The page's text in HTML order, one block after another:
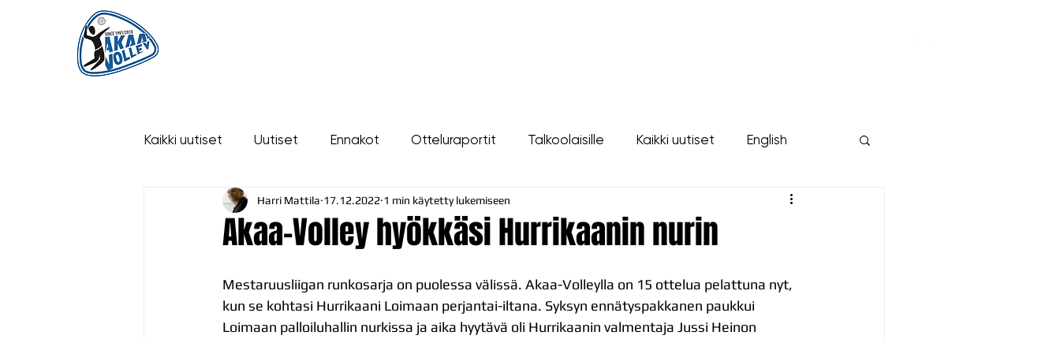
Kaikki uutiset Uutiset Ennakot Otteluraportit Talkoolaisille Kaikki uutiset English
Akaa-Volley hyökkäsi Hurrikaanin nurin
Harri Mattila 17.12.2022 1 min käytetty lukemiseen
Mestaruusliigan runkosarja on puolessa välissä. Akaa-Volleylla on 15 ottelua pelattuna nyt,
kun se kohtasi Hurrikaani Loimaan perjantai-iltana. Syksyn ennätyspakkanen paukkui
Loimaan palloiluhallin nurkissa ja aika hyytävä oli Hurrikaanin valmentaja Jussi Heinon